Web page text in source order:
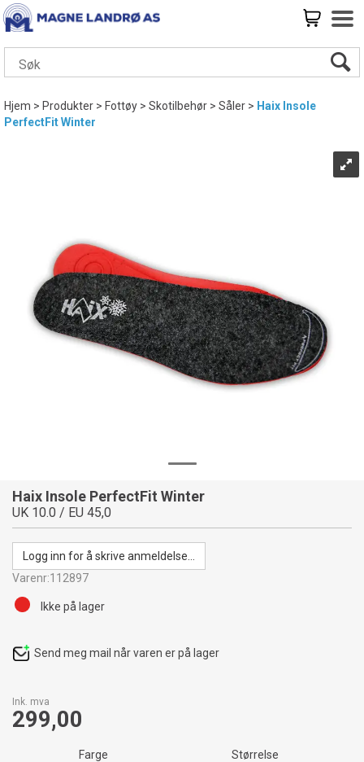
Hjem>Produkter>Fottøy>Skotilbehør>Såler> Haix Insole
PerfectFit Winter
Haix Insole PerfectFit Winter
UK 10.0 / EU 45,0
Logg inn for å skrive anmeldelse...
Varenr:112897
Ink. mva
299,00
Farge
Størrelse
Ikke på lager
Send meg mail når varen er på lager